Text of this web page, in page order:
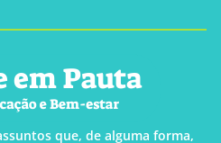
que, de alguma forma,